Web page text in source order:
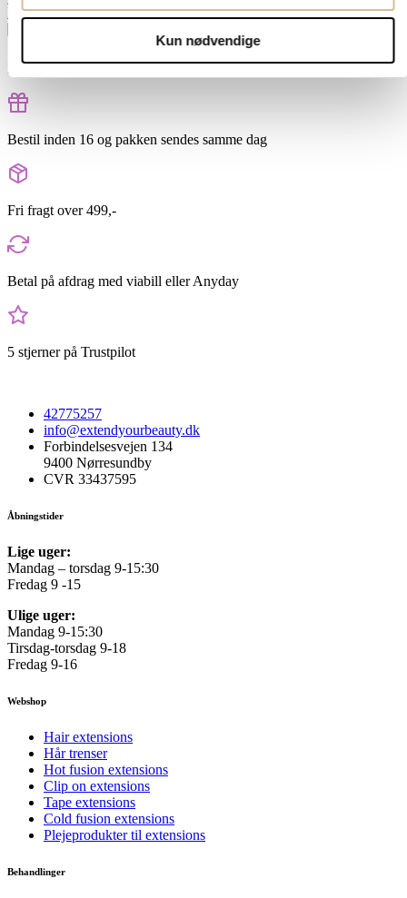
Kun nødvendige
kurv
Hurtig levering 1-2 hverdage
Bestil inden 16 og pakken sendes samme dag
Fri fragt over 499,-
Betal på afdrag med viabill eller Anyday
5 stjerner på Trustpilot
42775257
info@extendyourbeauty.dk
Forbindelsesvejen 134
9400 Nørresundby
CVR 33437595
Åbningstider
Lige uger:
Mandag – torsdag 9-15:30
Fredag 9 -15
Ulige uger:
Mandag 9-15:30
Tirsdag-torsdag 9-18
Fredag 9-16
Webshop
Hair extensions
Hår trenser
Hot fusion extensions
Clip on extensions
Tape extensions
Cold fusion extensions
Plejeprodukter til extensions
Behandlinger